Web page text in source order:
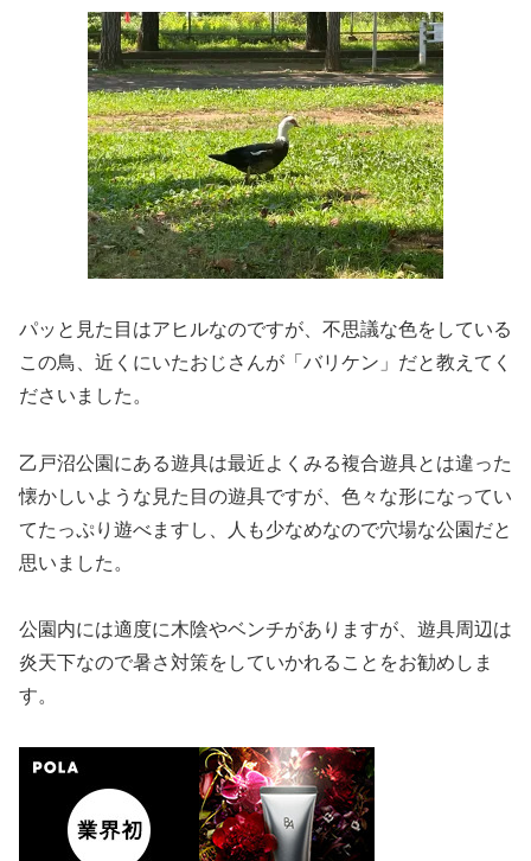
パッと見た目はアヒルなのですが、不思議な色をしている
この鳥、近くにいたおじさんが「バリケン」だと教えてく
ださいました。
乙戸沼公園にある遊具は最近よくみる複合遊具とは違った
懐かしいような見た目の遊具ですが、色々な形になってい
てたっぷり遊べますし、人も少なめなので穴場な公園だと
思いました。
公園内には適度に木陰やベンチがありますが、遊具周辺は
炎天下なので暑さ対策をしていかれることをお勧めしま
す。